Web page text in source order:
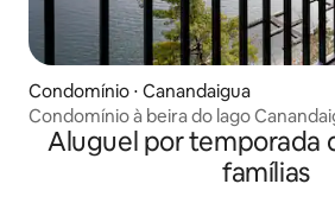
Condomínio ⋅ Canandaigua
Condomínio à beira do lago
Aluguel por temporada
famílias